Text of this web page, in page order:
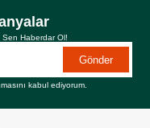
Sen Haberdar Ol!
Gönder
kabul ediyorum.